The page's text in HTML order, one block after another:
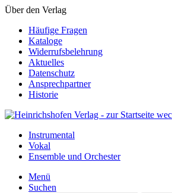
Über den Verlag
Häufige Fragen
Kataloge
Widerrufsbelehrung
Aktuelles
Datenschutz
Ansprechpartner
Historie
Instrumental
Vokal
Ensemble und Orchester
Menü
Suchen